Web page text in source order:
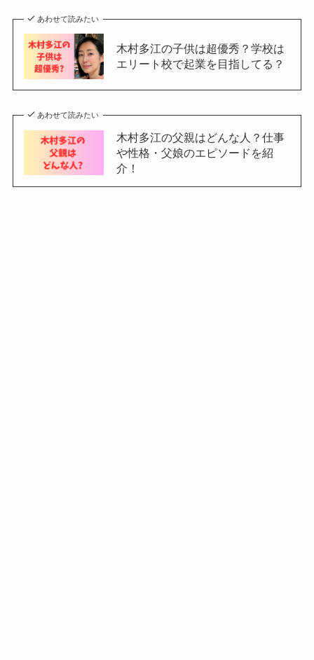
あわせて読みたい
木村多江の子供は超優秀？学校は
エリート校で起業を目指してる？
あわせて読みたい
木村多江の父親はどんな人？仕事
や性格・父娘のエピソードを紹
介！